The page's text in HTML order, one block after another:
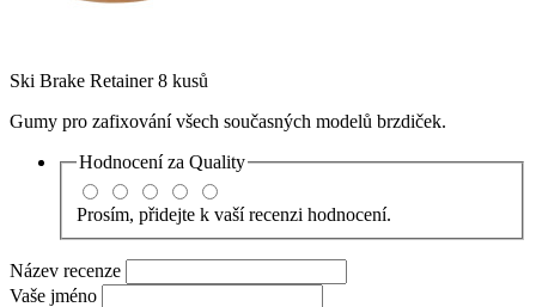
Ski Brake Retainer 8 kusů
Gumy pro zafixování všech současných modelů brzdiček.
Hodnocení za Quality
Prosím, přidejte k vaší recenzi hodnocení.
Název recenze
Vaše jméno